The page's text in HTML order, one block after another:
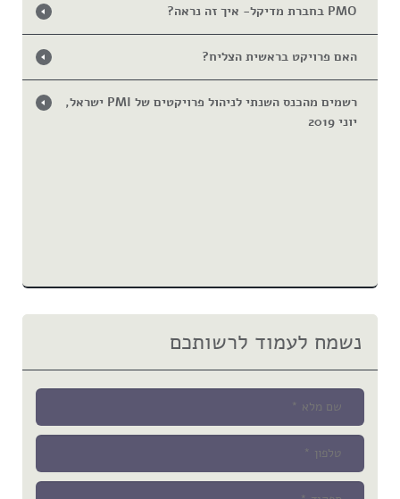
PMO בחברת מדיקל- איך זה נראה?
האם פרויקט בראשית הצליח?
רשמים מהכנס השנתי לניהול פרויקטים של PMI ישראל,
יוני 2019
נשמח לעמוד לרשותכם